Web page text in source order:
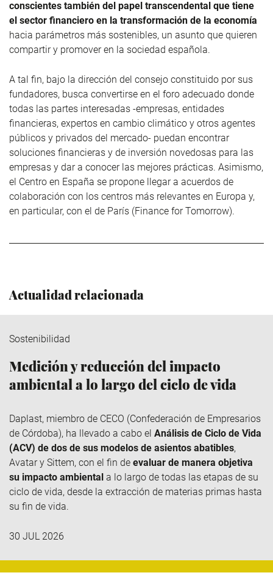
conscientes también del papel transcendental que tiene
el sector financiero en la transformación de la economía
hacia parámetros más sostenibles, un asunto que quieren
compartir y promover en la sociedad española.
A tal fin, bajo la dirección del consejo constituido por sus
fundadores, busca convertirse en el foro adecuado donde
todas las partes interesadas -empresas, entidades
financieras, expertos en cambio climático y otros agentes
públicos y privados del mercado- puedan encontrar
soluciones financieras y de inversión novedosas para las
empresas y dar a conocer las mejores prácticas. Asimismo,
el Centro en España se propone llegar a acuerdos de
colaboración con los centros más relevantes en Europa y,
en particular, con el de París (Finance for Tomorrow).
Actualidad relacionada
Sostenibilidad
Medición y reducción del impacto
ambiental a lo largo del ciclo de vida
Daplast, miembro de CECO (Confederación de Empresarios
de Córdoba), ha llevado a cabo el Análisis de Ciclo de Vida
(ACV) de dos de sus modelos de asientos abatibles,
Avatar y Sittem, con el fin de evaluar de manera objetiva
su impacto ambiental a lo largo de todas las etapas de su
ciclo de vida, desde la extracción de materias primas hasta
su fin de vida.
30 JUL 2026